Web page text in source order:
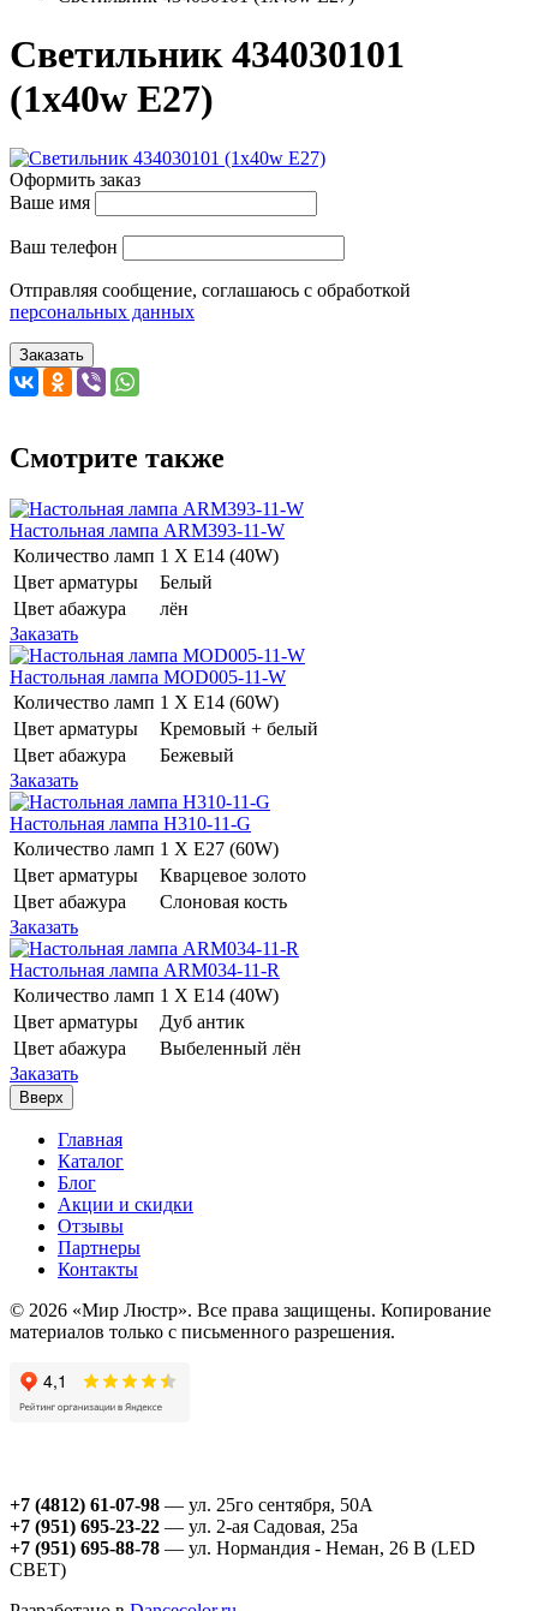
Светильник 434030101
(1x40w E27)
Оформить заказ
Ваше имя
Ваш телефон
Отправляя сообщение, соглашаюсь с обработкой
персональных данных
Заказать
Смотрите также
Настольная лампа ARM393-11-W
Количество ламп 1 Х E14 (40W)
Цвет арматуры
Белый
Цвет абажура
лён
Заказать
Настольная лампа MOD005-11-W
Количество ламп 1 Х E14 (60W)
Цвет арматуры
Кремовый + белый
Цвет абажура
Бежевый
Заказать
Настольная лампа H310-11-G
Количество ламп 1 Х E27 (60W)
Цвет арматуры
Кварцевое золото
Цвет абажура
Слоновая кость
Заказать
Настольная лампа ARM034-11-R
Количество ламп 1 Х E14 (40W)
Цвет арматуры
Дуб антик
Цвет абажура
Выбеленный лён
Заказать
Вверх
Главная
Каталог
Блог
Акции и скидки
Отзывы
Партнеры
Контакты
© 2026 «Мир Люстр». Все права защищены. Копирование
материалов только с письменного разрешения.
+7 (4812) 61-07-98 — ул. 25го сентября, 50А
+7 (951) 695-23-22 — ул. 2-ая Садовая, 25а
+7 (951) 695-88-78 — ул. Нормандия - Неман, 26 В (LED
СВЕТ)